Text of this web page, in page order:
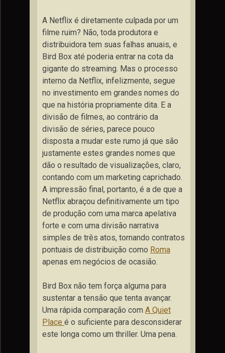
A Netflix é diretamente culpada por um
filme ruim? Não, toda produtora e
distribuidora tem suas falhas anuais, e
Bird Box até poderia entrar na cota da
gigante do streaming. Mas o processo
interno da Netflix, infelizmente, segue
no investimento em grandes nomes do
que na história propriamente dita. E a
divisão de filmes, ao contrário da
divisão de séries, parece pouco
disposta a mudar este rumo já que são
justamente estes grandes nomes que
dão o resultado de visualizações, claro,
contando com um marketing caprichado.
A impressão final, portanto, é a de que a
Netflix abraçou definitivamente um tipo
de produção com uma marca apelativa
forte e com uma divisão narrativa
simples de três atos, tornando contratos
pontuais de distribuição como Roma
apenas em negócios de ocasião.
Bird Box não tem força alguma para
sustentar a tensão que tenta avançar.
Uma rápida comparação com A Quiet
Place é o suficiente para desconsiderar
este longa como um thriller. Uma pena.